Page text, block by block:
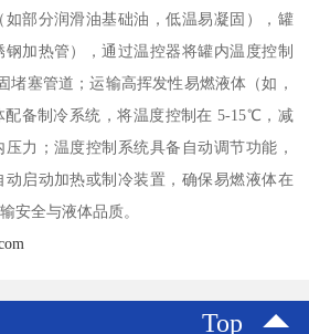
部分润滑油基础油，低温易凝固），罐
加热管），通过温控器将罐内温度控制
堵塞管道；运输高挥发性易燃液体（如，
配备制冷系统，将温度控制在 5-15℃，减
力；温度控制系统具备自动调节功能，
启动加热或制冷装置，确保易燃液体在
安全与液体品质。​
Top